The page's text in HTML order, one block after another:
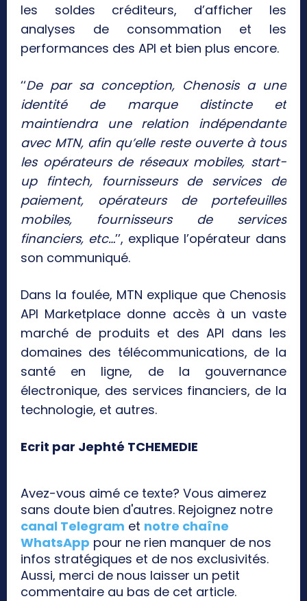
les soldes créditeurs, d’afficher les
analyses de consommation et les
performances des API et bien plus encore.
‘‘De par sa conception, Chenosis a une
identité de marque distincte et
maintiendra une relation indépendante
avec MTN, afin qu’elle reste ouverte à tous
les opérateurs de réseaux mobiles, start-
up fintech, fournisseurs de services de
paiement, opérateurs de portefeuilles
mobiles, fournisseurs de services
financiers, etc…’’, explique l’opérateur dans
son communiqué.
Dans la foulée, MTN explique que Chenosis
API Marketplace donne accès à un vaste
marché de produits et des API dans les
domaines des télécommunications, de la
santé en ligne, de la gouvernance
électronique, des services financiers, de la
technologie, et autres.
Ecrit par Jephté TCHEMEDIE
Avez-vous aimé ce texte? Vous aimerez
sans doute bien d'autres. Rejoignez notre
canal Telegram et notre chaîne
WhatsApp pour ne rien manquer de nos
infos stratégiques et de nos exclusivités.
Aussi, merci de nous laisser un petit
commentaire au bas de cet article.